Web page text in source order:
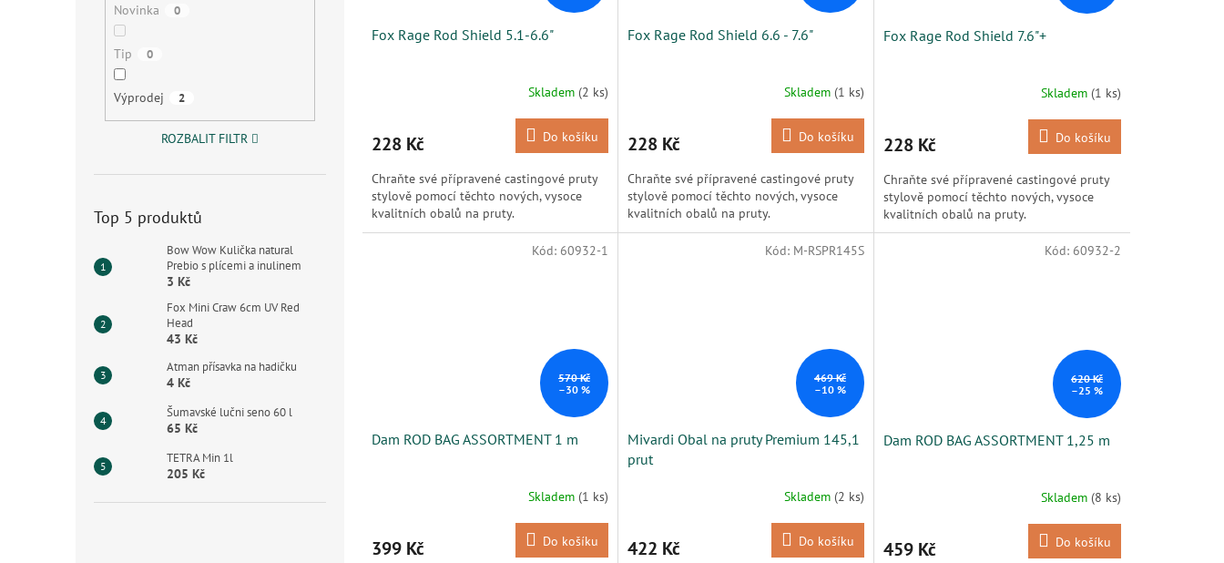
Novinka 0
Tip 0
Výprodej 2
ROZBALIT FILTR
Top 5 produktů
Bow Wow Kulička natural
Prebio s plícemi a inulinem
3 Kč
Fox Mini Craw 6cm UV Red
Head
43 Kč
Atman přísavka na hadičku
4 Kč
Šumavské lučni seno 60 l
65 Kč
TETRA Min 1l
205 Kč
Fox Rage Rod Shield 5.1-6.6"
Skladem (2 ks)
228 Kč Do košíku
Chraňte své přípravené castingové pruty
stylově pomocí těchto nových, vysoce
kvalitních obalů na pruty.
Fox Rage Rod Shield 6.6 - 7.6"
Skladem (1 ks)
228 Kč Do košíku
Chraňte své přípravené castingové pruty
stylově pomocí těchto nových, vysoce
kvalitních obalů na pruty.
Fox Rage Rod Shield 7.6"+
Skladem (1 ks)
228 Kč Do košíku
Chraňte své přípravené castingové pruty
stylově pomocí těchto nových, vysoce
kvalitních obalů na pruty.
570 Kč
–30 %
Dam ROD BAG ASSORTMENT 1 m
Skladem (1 ks)
399 Kč Do košíku
Kód: 60932-1
469 Kč
–10 %
Mivardi Obal na pruty Premium 145,1
prut
Skladem (2 ks)
422 Kč Do košíku
Kód: M-RSPR145S
620 Kč
–25 %
Dam ROD BAG ASSORTMENT 1,25 m
Skladem (8 ks)
459 Kč Do košíku
Kód: 60932-2